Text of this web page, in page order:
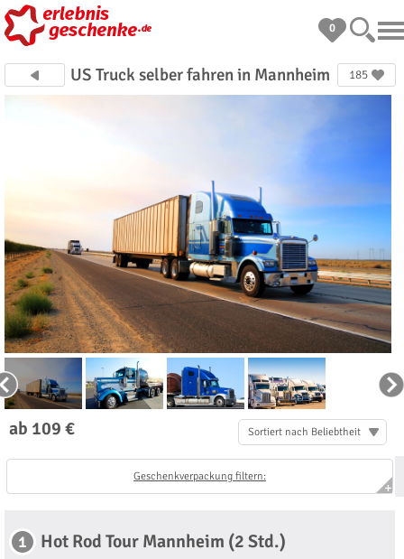
0
US Truck selber fahren in Mannheim 185
ab 109 € Sortiert nach Beliebtheit
Geschenkverpackung filtern:
1 Hot Rod Tour Mannheim (2 Std.)